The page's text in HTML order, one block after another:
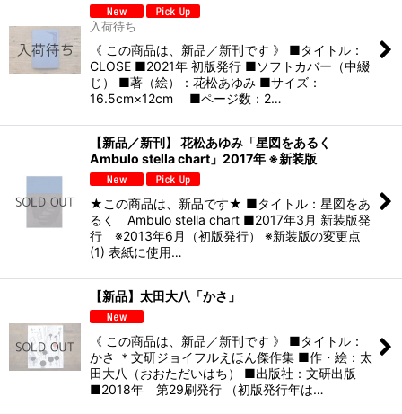
入荷待ち
《 この商品は、新品／新刊です 》 ■タイトル：
CLOSE ■2021年 初版発行 ■ソフトカバー（中綴
じ） ■著（絵）：花松あゆみ ■サイズ：
16.5cm×12cm ■ページ数：2…
【新品／新刊】 花松あゆみ「星図をあるく
Ambulo stella chart」2017年 ※新装版
★この商品は、新品です★ ■タイトル：星図をあ
るく Ambulo stella chart ■2017年3月 新装版発
行 ※2013年6月（初版発行） ※新装版の変更点
(1) 表紙に使用…
【新品】太田大八「かさ」
《 この商品は、新品／新刊です 》 ■タイトル：
かさ ＊文研ジョイフルえほん傑作集 ■作・絵：太
田大八（おおただいはち） ■出版社：文研出版
■2018年 第29刷発行 （初版発行年は…